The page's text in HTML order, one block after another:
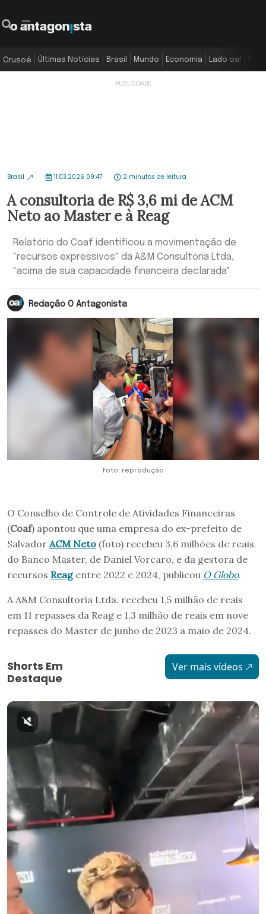
Crusoé Últimas Notícias Brasil Mundo Economia Lado oa!
Brasil 11.03.2026 09:47 2 minutos de leitura
A consultoria de R$ 3,6 mi de ACM
Neto ao Master e à Reag
Relatório do Coaf identificou a movimentação de
"recursos expressivos" da A&M Consultoria Ltda,
"acima de sua capacidade financeira declarada"
Redação O Antagonista
Foto: reprodução
O Conselho de Controle de Atividades Financeiras
(Coaf) apontou que uma empresa do ex-prefeito de
Salvador ACM Neto (foto) recebeu 3,6 milhões de reais
do Banco Master, de Daniel Vorcaro, e da gestora de
recursos Reagentre 2022 e 2024, publicou O Globo.
A A&M Consultoria Ltda. recebeu 1,5 milhão de reais
em 11 repasses da Reag e 1,3 milhão de reais em nove
repasses do Master de junho de 2023 a maio de 2024.
Shorts Em
Destaque
Ver mais vídeos